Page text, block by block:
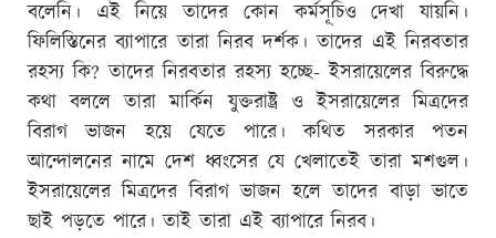
বলেনি। এই নিয়ে তাদের কোন কর্মসূচিও দেখা যায়নি।
ফিলিস্তিনের ব্যাপারে তারা নিরব দর্শক। তাদের এই নিরবতার
রহস্য কি? তাদের নিরবতার রহস্য হচ্ছে- ইসরায়েলের বিরুদ্ধে
কথা বললে তারা মার্কিন যুক্তরাষ্ট্র ও ইসরায়েলের মিত্রদের
বিরাগ ভাজন হয়ে যেতে পারে। কথিত সরকার পতন
আন্দোলনের নামে দেশ ধ্বংসের যে খেলাতেই তারা মশগুল।
ইসরায়েলের মিত্রদের বিরাগ ভাজন হলে তাদের বাড়া ভাতে
ছাই পড়তে পারে। তাই তারা এই ব্যাপারে নিরব।